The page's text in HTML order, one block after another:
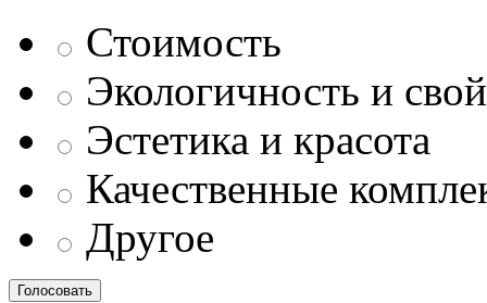
Стоимость
Экологичность и
Эстетика и красота
Качественные
Другое